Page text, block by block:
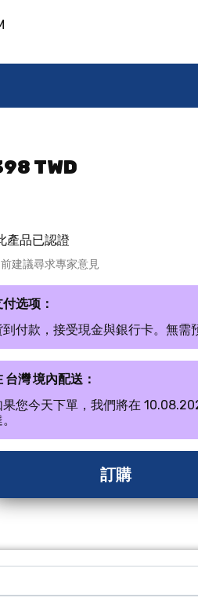
TWD
產品已認證
建議尋求專家意見
选项：
到付款，接受現金與銀行卡。無需
台灣 境內配送：
果您今天下單，我們將在
訂購